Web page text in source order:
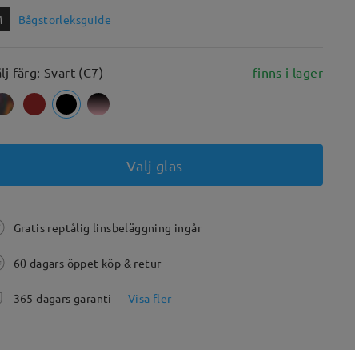
Bågstorleksguide
färg: Svart (C7) finns i lager
Valj glas
Gratis reptålig linsbeläggning ingår
60 dagars öppet köp & retur
365 dagars garanti Visa fler